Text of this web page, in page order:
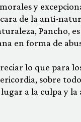
y
de la anti-
Pancho,
en forma de
lo que para
sobre
a la culpa y la